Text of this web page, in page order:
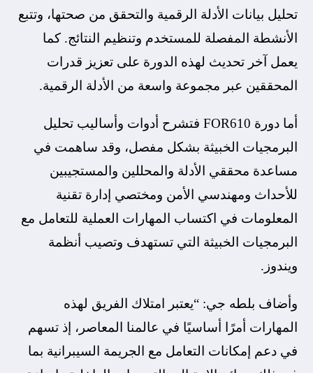
تحليل بيانات الأدلة الرقمية والتحقق من صحتها، وتتبع
الأنشطة المفصلة للمستخدم وتنظيم النتائج. كما
يعمل آخر تحديث لهذه الدورة على تعزيز قدرات
المحققين عبر مجموعة واسعة من الأدلة الرقمية.
أما دورة FOR610 فتشرح أدوات وأساليب تحليل
البرمجيات الخبيثة بشكل مفصل، وقد ساهمت في
مساعدة محققي الأدلة والمحللين والمستجيبين
للأحداث ومهندسي الأمن ومختصي إدارة تقنية
المعلومات في اكتساب المهارات العملية للتعامل مع
البرمجيات الخبيثة التي تستهدف وتصيب أنظمة
ويندوز.
وأضاف بلطه جي: “يعتبر امتلاك الفريق لهذه
المهارات أمرًا أساسيًا في عالمنا المعاصر، إذ تسهم
في دعم إمكانات التعامل مع الجريمة السيبرانية بما